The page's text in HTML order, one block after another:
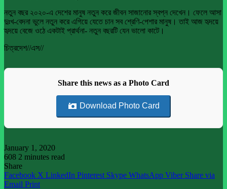
নতুন বছর ২০২০-এ দেশের মানুষ নতুন করে জীবন সাজানোর স্বপ্ন দেখেন। ফেলে আসা
দুঃখ-বেদনা ভুলে নতুন করে এগিয়ে যেতে চান সব শ্রেণি-পেশার মানুষ। তাই আজ হৃদয়ে
হৃদয়ে বেজে ওঠে একটাই প্রার্থনা- নতুন বছরটি যেন ভালো কাটে।
চিত্রদেশ//এস//
Share this news as a Photo Card
Download Photo Card
January 1, 2020
608 2 minutes read
Share
Facebook X LinkedIn Pinterest Skype WhatsApp Viber Share via
Email Print